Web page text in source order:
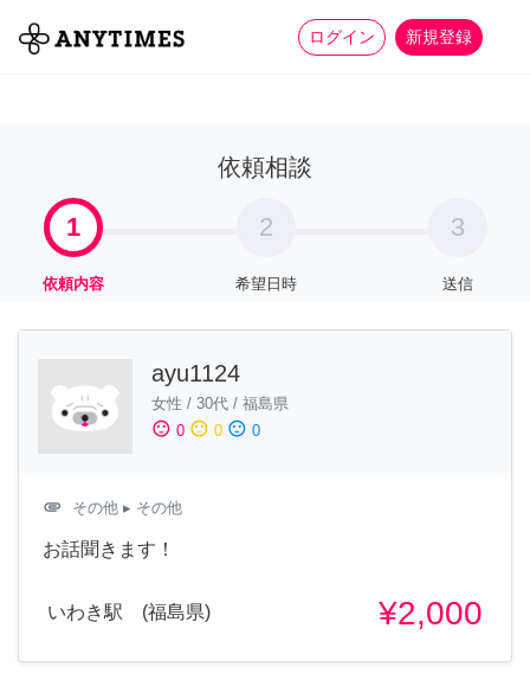
ログイン 新規登録
全て 家事 more_horiz
依頼相談
1
依頼内容
2
希望日時
3
送信
ayu1124
女性 / 30代 / 福島県
sentiment_satisfied 0 sentiment_neutral 0 sentiment_dissatisfied 0
attachment その他 ▸ その他
お話聞きます！
いわき駅 (福島県) ¥2,000